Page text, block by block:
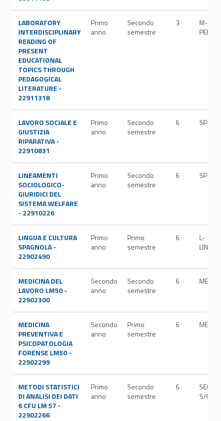
LABORATORY
INTERDISCIPLINARY
READING OF
PRESENT
EDUCATIONAL
TOPICS THROUGH
PEDAGOGICAL
LITERATURE -
22911318
Primo
anno
Secondo
semestre
3
M-
PED/
LAVORO SOCIALE E
GIUSTIZIA
RIPARATIVA -
22910831
Primo
anno
Secondo
semestre
6 SPS/
LINEAMENTI
SOCIOLOGICO-
GIURIDICI DEL
SISTEMA WELFARE
- 22910226
Primo
anno
Secondo
semestre
6 SPS/
LINGUA E CULTURA
SPAGNOLA -
22902490
Primo
anno
Primo
semestre
6
L-
LIN/07
MEDICINA DEL
LAVORO LM50 -
22902300
Secondo
anno
Secondo
semestre
6 MED/
MEDICINA
PREVENTIVA E
PSICOPATOLOGIA
FORENSE LM50 -
22902299
Secondo
anno
Primo
semestre
6 MED/
METODI STATISTICI
DI ANALISI DEI DATI
6 CFU LM 57 -
22902266
Primo
anno
Secondo
semestre
6
SECS-
S/01